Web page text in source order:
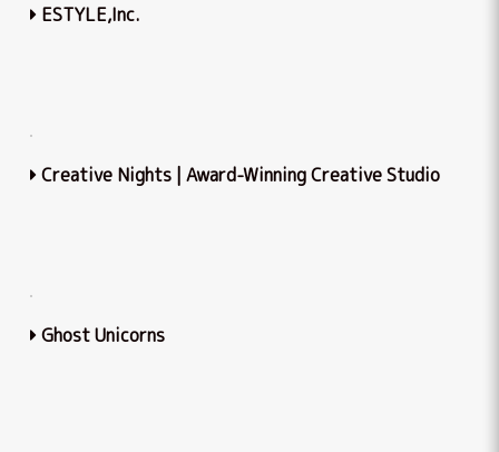
ESTYLE,Inc.
Creative Nights | Award-Winning Creative Studio
Ghost Unicorns